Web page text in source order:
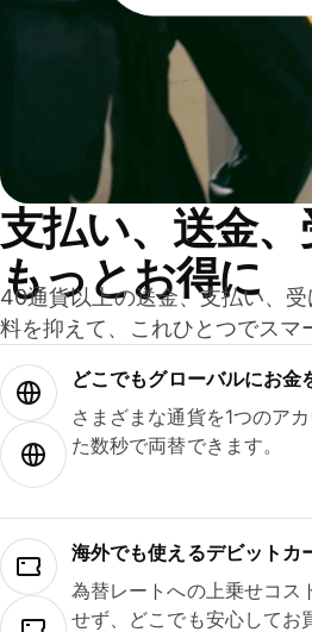
支払い、送金
もっとお得に
40通貨以上の送金、支払い、
料を抑えて、これひとつでスマ
どこでもグ⁠ロ⁠ー⁠バ⁠ルにお金
さまざまな通貨を1つのア
た数秒で両替できます。
海外でも使えるデビットカ
為替レートへの上乗せコス
せず、どこでも安心してお